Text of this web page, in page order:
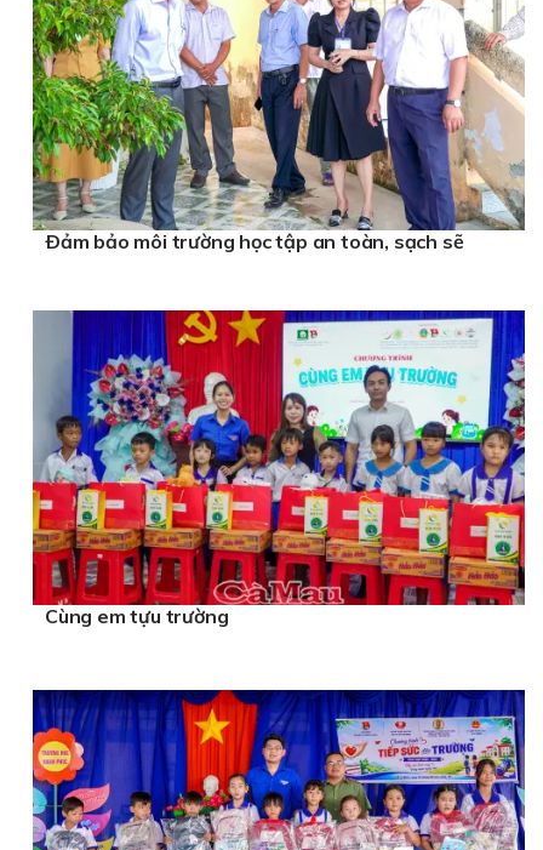
Ðảm bảo môi trường học tập an toàn, sạch sẽ
Cùng em tựu trường